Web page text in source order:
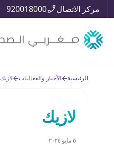
مركز الاتصال 920018000
الرئيسية الأخبار والفعاليات لازيك
لازيك
٥ مايو ٢٠٢٤